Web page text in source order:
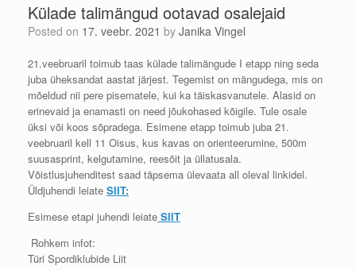
Külade talimängud ootavad osalejaid
Posted on 17. veebr. 2021 by Janika Vingel
21.veebruaril toimub taas külade talimängude I etapp ning seda
juba üheksandat aastat järjest. Tegemist on mängudega, mis on
mõeldud nii pere pisematele, kui ka täiskasvanutele. Alasid on
erinevaid ja enamasti on need jõukohased kõigile. Tule osale
üksi või koos sõpradega. Esimene etapp toimub juba 21.
veebruaril kell 11 Oisus, kus kavas on orienteerumine, 500m
suusasprint, kelgutamine, reesõit ja üllatusala.
Võistlusjuhenditest saad täpsema ülevaata all oleval linkidel.
Üldjuhendi leiate SIIT:
Esimese etapi juhendi leiate SIIT
Rohkem infot:
Türi Spordiklubide Liit